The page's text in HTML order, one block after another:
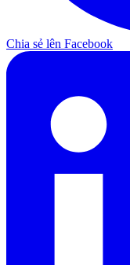
Chia sẻ lên Facebook